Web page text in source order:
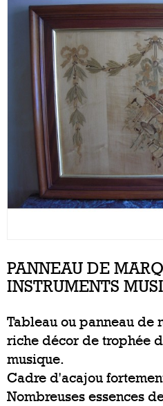
PANNEAU DE
INSTRUMENTS
Tableau ou panneau de
riche décor de trophée
musique.
Cadre d'acajou
Nombreuses essences